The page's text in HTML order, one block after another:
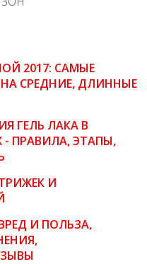
2017: САМЫЕ
СРЕДНИЕ, ДЛИННЫЕ
ГЕЛЬ ЛАКА В
ПРАВИЛА, ЭТАПЫ,
И
И ПОЛЬЗА,